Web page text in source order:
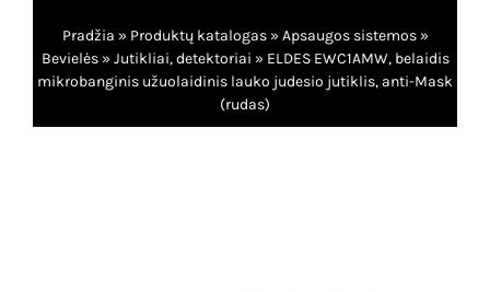
Dujų nuotėkio, smalkių detekcija
Karjera
Kontaktai
Pradžia » Produktų katalogas» Apsaugos sistemos»
Bevielės» Jutikliai, detektoriai » ELDES EWC1AMW, belaidis
mikrobanginis užuolaidinis lauko judesio jutiklis, anti-Mask
(rudas)